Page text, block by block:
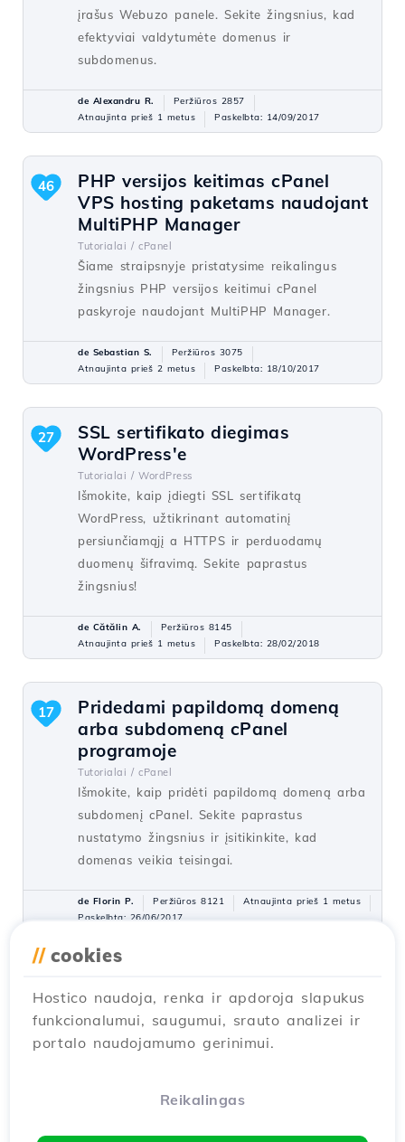
įrašus Webuzo panele. Sekite žingsnius, kad
efektyviai valdytumėte domenus ir
subdomenus.
de Alexandru R.
Peržiūros 2857
Atnaujinta prieš 1 metus
Paskelbta: 14/09/2017
PHP versijos keitimas cPanel
VPS hosting paketams naudojant
MultiPHP Manager
Tutorialai / cPanel
Šiame straipsnyje pristatysime reikalingus
žingsnius PHP versijos keitimui cPanel
paskyroje naudojant MultiPHP Manager.
46
de Sebastian S.
Peržiūros 3075
Atnaujinta prieš 2 metus
Paskelbta: 18/10/2017
SSL sertifikato diegimas
WordPress'e
Tutorialai / WordPress
Išmokite, kaip įdiegti SSL sertifikatą
WordPress, užtikrinant automatinį
persiunčiamąjį a HTTPS ir perduodamų
duomenų šifravimą. Sekite paprastus
žingsnius!
27
de Cătălin A.
Peržiūros 8145
Atnaujinta prieš 1 metus
Paskelbta: 28/02/2018
Pridedami papildomą domeną
arba subdomeną cPanel
programoje
Tutorialai / cPanel
Išmokite, kaip pridėti papildomą domeną arba
subdomenį cPanel. Sekite paprastus
nustatymo žingsnius ir įsitikinkite, kad
domenas veikia teisingai.
17
de Florin P. Peržiūros 8121
Atnaujinta prieš 1 metus
Paskelbta: 26/06/2017
cPanel Softaculous papildinį
Tutorialai / Softaculous
Sužinokite, kaip įdiegti internetines
WordPress diegimui ir programų valdymui.
// cookies
Hostico naudoja, renka ir apdoroja slapukus
funkcionalumui, saugumui, srauto analizei ir
portalo naudojamumo gerinimui.
Reikalingas